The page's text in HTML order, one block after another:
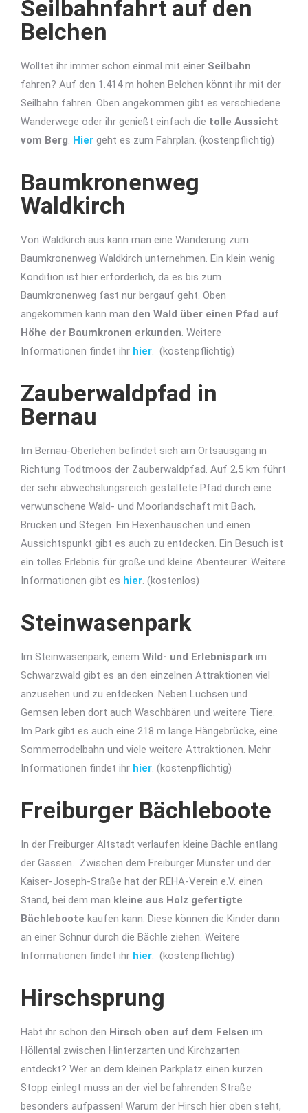
Seilbahnfahrt auf den
Belchen
Wolltet ihr immer schon einmal mit einer Seilbahn
fahren? Auf den 1.414 m hohen Belchen könnt ihr mit der
Seilbahn fahren. Oben angekommen gibt es verschiedene
Wanderwege oder ihr genießt einfach die tolle Aussicht
vom Berg. Hier geht es zum Fahrplan. (kostenpflichtig)
Baumkronenweg
Waldkirch
Von Waldkirch aus kann man eine Wanderung zum
Baumkronenweg Waldkirch unternehmen. Ein klein wenig
Kondition ist hier erforderlich, da es bis zum
Baumkronenweg fast nur bergauf geht. Oben
angekommen kann man den Wald über einen Pfad auf
Höhe der Baumkronen erkunden. Weitere
Informationen findet ihr hier. (kostenpflichtig)
Zauberwaldpfad in
Bernau
Im Bernau-Oberlehen befindet sich am Ortsausgang in
Richtung Todtmoos der Zauberwaldpfad. Auf 2,5 km führt
der sehr abwechslungsreich gestaltete Pfad durch eine
verwunschene Wald- und Moorlandschaft mit Bach,
Brücken und Stegen. Ein Hexenhäuschen und einen
Aussichtspunkt gibt es auch zu entdecken. Ein Besuch ist
ein tolles Erlebnis für große und kleine Abenteurer. Weitere
Informationen gibt es hier. (kostenlos)
Steinwasenpark
Im Steinwasenpark, einem Wild- und Erlebnispark im
Schwarzwald gibt es an den einzelnen Attraktionen viel
anzusehen und zu entdecken. Neben Luchsen und
Gemsen leben dort auch Waschbären und weitere Tiere.
Im Park gibt es auch eine 218 m lange Hängebrücke, eine
Sommerrodelbahn und viele weitere Attraktionen. Mehr
Informationen findet ihr hier. (kostenpflichtig)
Freiburger Bächleboote
In der Freiburger Altstadt verlaufen kleine Bächle entlang
der Gassen. Zwischen dem Freiburger Münster und der
Kaiser-Joseph-Straße hat der REHA-Verein e.V. einen
Stand, bei dem man kleine aus Holz gefertigte
Bächleboote kaufen kann. Diese können die Kinder dann
an einer Schnur durch die Bächle ziehen. Weitere
Informationen findet ihr hier. (kostenpflichtig)
Hirschsprung
Habt ihr schon den Hirsch oben auf dem Felsen im
Höllental zwischen Hinterzarten und Kirchzarten
entdeckt? Wer an dem kleinen Parkplatz einen kurzen
Stopp einlegt muss an der viel befahrenden Straße
besonders aufpassen! Warum der Hirsch hier oben steht,